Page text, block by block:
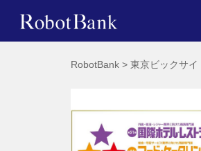
RobotBank > 東京ビックサイ